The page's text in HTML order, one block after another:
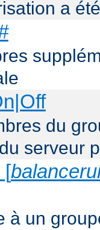
a
du
serveur
[
à un